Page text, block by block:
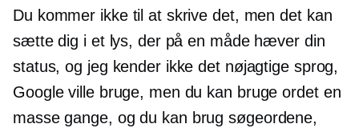
Du kommer ikke til at skrive det, men det kan
sætte dig i et lys, der på en måde hæver din
status, og jeg kender ikke det nøjagtige sprog,
Google ville bruge, men du kan bruge ordet en
masse gange, og du kan brug søgeordene,